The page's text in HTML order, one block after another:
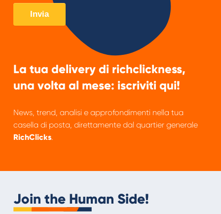
La tua delivery di richclickness,
una volta al mese: iscriviti qui!
News, trend, analisi e approfondimenti nella tua
casella di posta, direttamente dal quartier generale
RichClicks.
Join the Human Side!